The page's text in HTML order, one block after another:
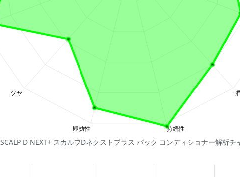
SCALP D NEXT+ スカルプDネクストプラス パック コンディショナー解析チ